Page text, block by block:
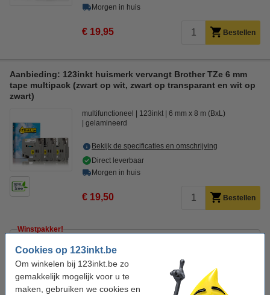
Cookies op 123inkt.be
Om winkelen bij 123inkt.be zo
gemakkelijk mogelijk voor u te
maken, gebruiken we cookies en
Morgen in huis
€ 19,95 Bestellen
Aanbieding: 123inkt huismerk vervangt Brother TZe 6 mm
tape multipack (zwart op wit, zwart op transparant en wit op
zwart)
multifunctioneel 123inkt
6 mm x 8 m (BxL)
gelamineerd
Bekijk de specificaties en omschrijving
Direct leverbaar
Morgen in huis
€ 19,50 Bestellen
Winstpakker!
Aanbieding: 3x 123inkt huismerk vervangt Brother TZe 6
mm tape multipack (zwart op wit, zwart op transparant en
wit op zwart)
€ 57,50